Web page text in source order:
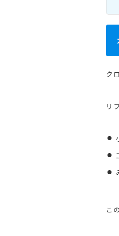
ク
リ
こ